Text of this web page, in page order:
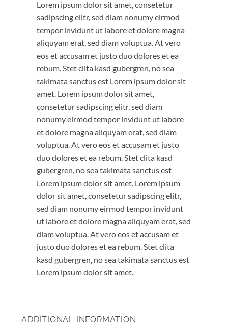
Lorem ipsum dolor sit amet, consetetur
sadipscing elitr, sed diam nonumy eirmod
tempor invidunt ut labore et dolore magna
aliquyam erat, sed diam voluptua. At vero
eos et accusam et justo duo dolores et ea
rebum. Stet clita kasd gubergren, no sea
takimata sanctus est Lorem ipsum dolor sit
amet. Lorem ipsum dolor sit amet,
consetetur sadipscing elitr, sed diam
nonumy eirmod tempor invidunt ut labore
et dolore magna aliquyam erat, sed diam
voluptua. At vero eos et accusam et justo
duo dolores et ea rebum. Stet clita kasd
gubergren, no sea takimata sanctus est
Lorem ipsum dolor sit amet. Lorem ipsum
dolor sit amet, consetetur sadipscing elitr,
sed diam nonumy eirmod tempor invidunt
ut labore et dolore magna aliquyam erat, sed
diam voluptua. At vero eos et accusam et
justo duo dolores et ea rebum. Stet clita
kasd gubergren, no sea takimata sanctus est
Lorem ipsum dolor sit amet.
ADDITIONAL INFORMATION